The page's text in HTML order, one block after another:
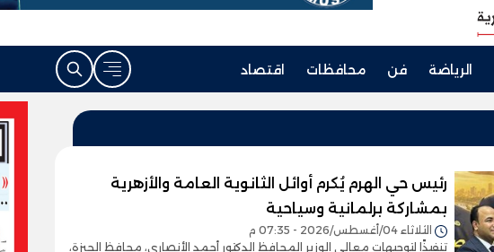
الرياضة فن محافظات اقتصاد
رئيس حي الهرم يُكرم أوائل الثانوية العامة والأزهرية
بمشاركة برلمانية وسياحية
الثلاثاء 04/أغسطس/2026 - 07:35 م
تنفيذًا لتوجيهات معالي الوزير المحافظ الدكتور أحمد الأنصاري، محافظ الجيزة،